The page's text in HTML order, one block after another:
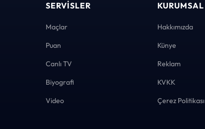
SERVISLER
Maçlar
Puan
Canlı TV
Biyografi
Video
KURUMSAL
Hakkımızda
Künye
Reklam
KVKK
Çerez Politikası